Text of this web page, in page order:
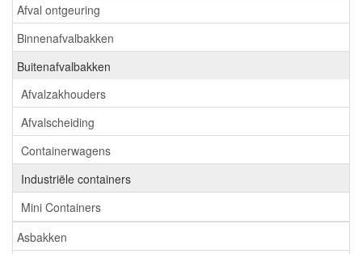
Afval ontgeuring
Binnenafvalbakken
Buitenafvalbakken
Afvalzakhouders
Afvalscheiding
Containerwagens
Industriële containers
Mini Containers
Asbakken